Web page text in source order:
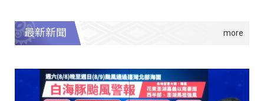
最新新聞